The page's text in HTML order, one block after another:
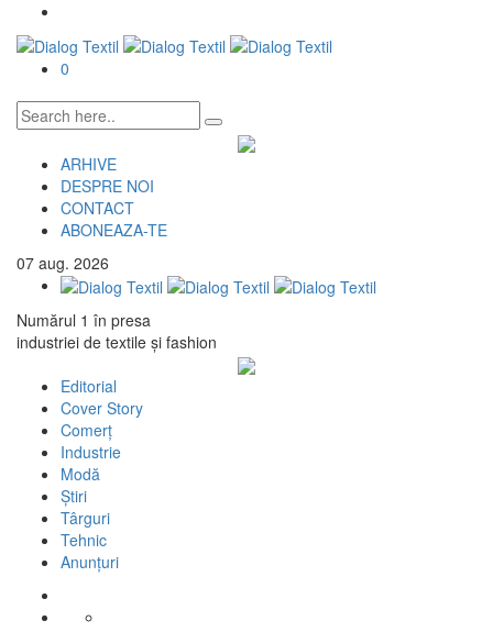
0
ARHIVE
DESPRE NOI
CONTACT
ABONEAZA-TE
07 aug. 2026
Numărul 1 în presa
industriei de textile și fashion
Editorial
Cover Story
Comerț
Industrie
Modă
Știri
Târguri
Tehnic
Anunțuri